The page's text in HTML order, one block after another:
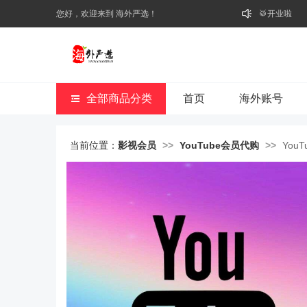
您好，欢迎来到 海外严选！
⭐好礼不断
全部商品分类 首页 海外账号
当前位置： 影视会员 >> YouTube会员代购 >>